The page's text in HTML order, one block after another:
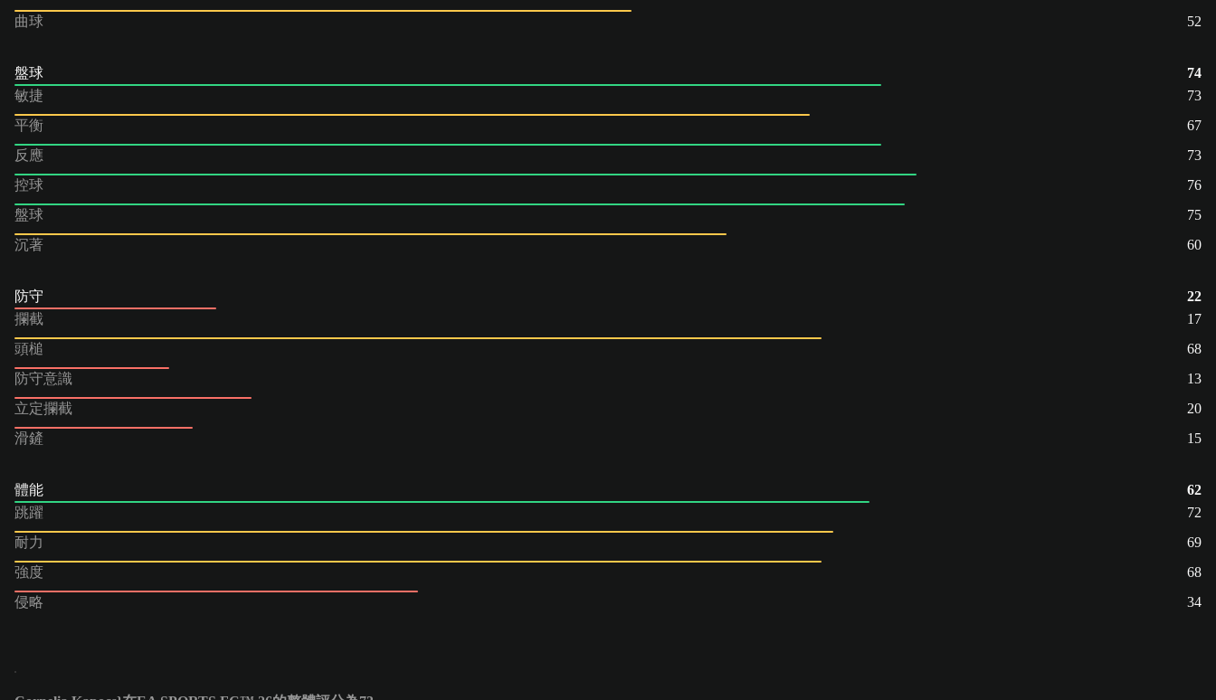
曲球
52
盤球
74
敏捷
73
平衡
67
反應
73
控球
76
盤球
75
沉著
60
防守
22
攔截
17
頭槌
68
防守意識
13
立定攔截
20
滑鏟
15
體能
62
跳躍
72
耐力
69
強度
68
侵略
34